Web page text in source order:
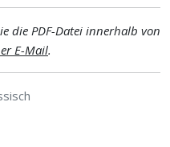
die PDF-Datei innerhalb von
E-Mail.